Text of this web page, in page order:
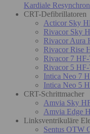
Kardiale
CRT-Defibrillatoren
Acticor Sky
Rivacor Sky
Rivacor Aura
Rivacor Rise
Rivacor 7
Rivacor 5
Intica Neo 7
Intica Neo 5
CRT-Schrittmacher
Amvia Sky
Amvia Edge
Linksventrikuläre
Sentus OTW